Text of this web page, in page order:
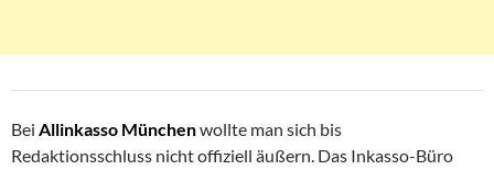
Bei Allinkasso Münchenwollte man sich bis
Redaktionsschluss nicht offiziell äußern. Das Inkasso-Büro